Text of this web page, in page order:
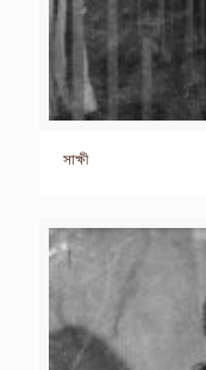
সাক্ষী